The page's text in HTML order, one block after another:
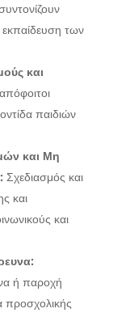
εκπαίδευση των
και
παιδιών
και Μη
Σχεδιασμός και
και
και
ή παροχή
προσχολικής